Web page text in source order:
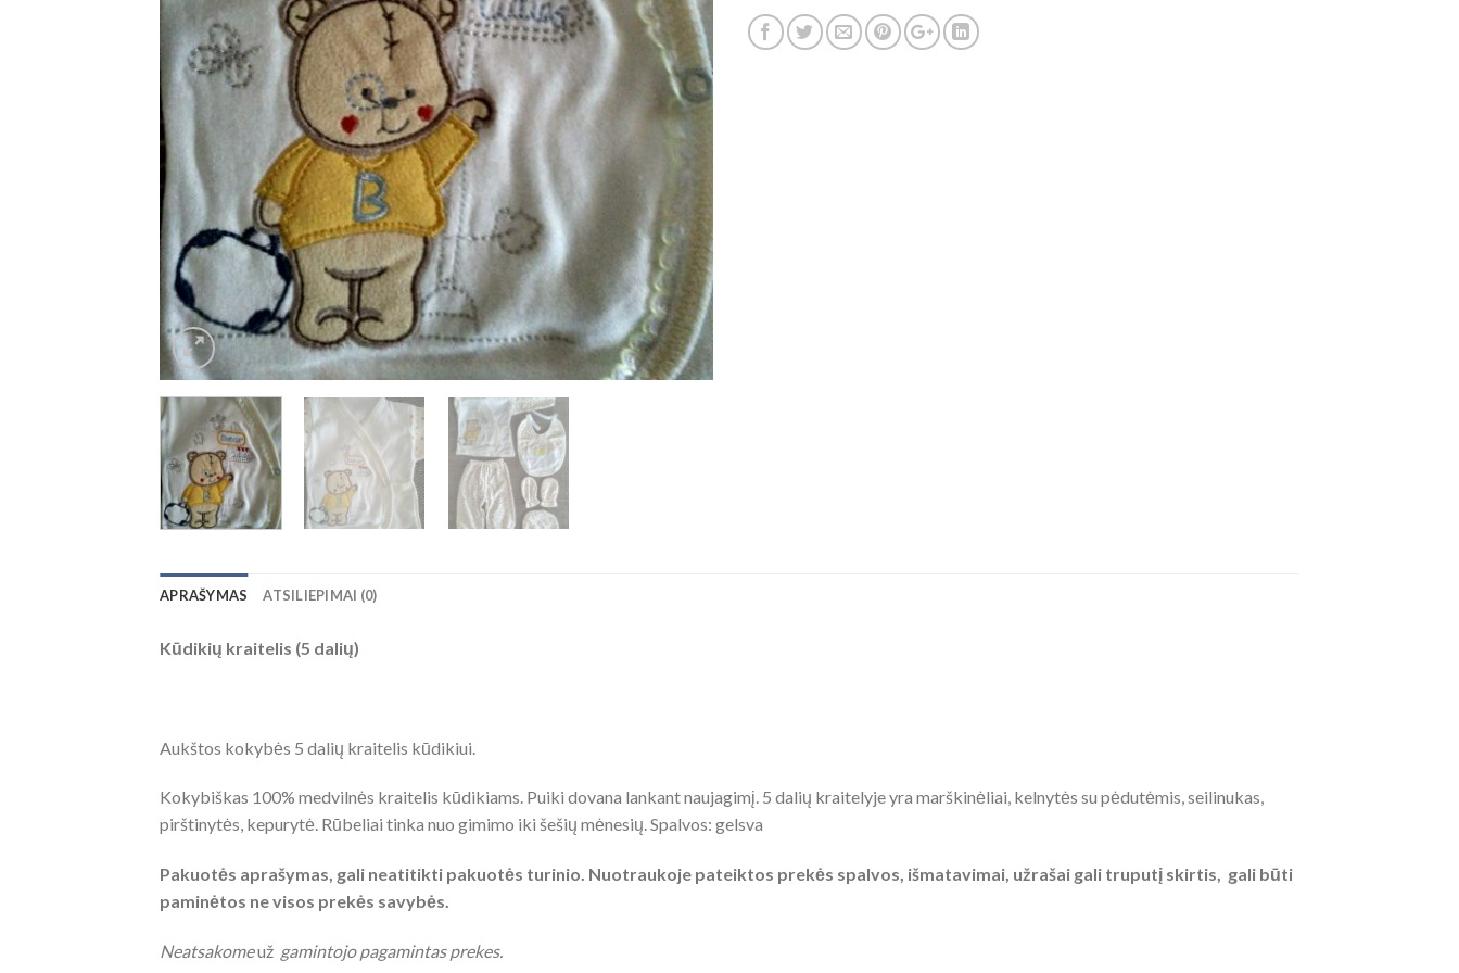
APRAŠYMAS ATSILIEPIMAI (0)
Kūdikių kraitelis (5 dalių)
Aukštos kokybės 5 dalių kraitelis kūdikiui.
Kokybiškas 100% medvilnės kraitelis kūdikiams. Puiki dovana lankant naujagimį. 5 dalių kraitelyje yra marškinėliai, kelnytės su pėdutėmis, seilinukas,
pirštinytės, kepurytė. Rūbeliai tinka nuo gimimo iki šešių mėnesių. Spalvos: gelsva
Pakuotės aprašymas, gali neatitikti pakuotės turinio. Nuotraukoje pateiktos prekės spalvos, išmatavimai, užrašai gali truputį skirtis, gali būti
paminėtos ne visos prekės savybės.
Neatsakomeuž gamintojo pagamintas prekes.